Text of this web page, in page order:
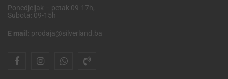
Ponedjeljak – petak 09-17h,
Subota: 09-15h
E mail: prodaja@silverland.ba